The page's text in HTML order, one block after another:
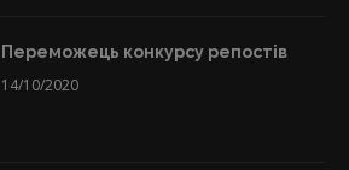
Переможець конкурсу репостів
14/10/2020